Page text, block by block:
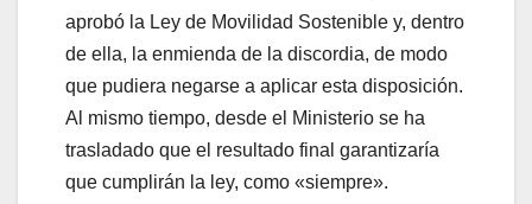
aprobó la Ley de Movilidad Sostenible y, dentro
de ella, la enmienda de la discordia, de modo
que pudiera negarse a aplicar esta disposición.
Al mismo tiempo, desde el Ministerio se ha
trasladado que el resultado final garantizaría
que cumplirán la ley, como «siempre».